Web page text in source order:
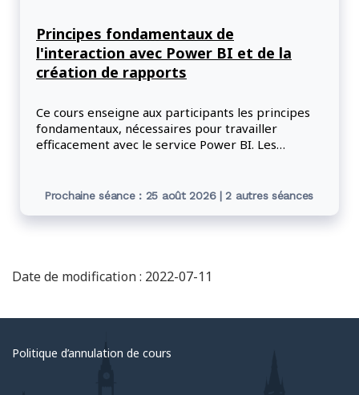
Principes fondamentaux de
l'interaction avec Power BI et de la
création de rapports
Ce cours enseigne aux participants les principes
fondamentaux, nécessaires pour travailler
efficacement avec le service Power BI. Les
interagir avec les tableaux de bord d'autres
partager leur travail et collaborer avec d'autres
Prochaine séance : 25 août 2026 | 2 autres séances
Date de modification : 2022-07-11
Politique d’annulation de cours